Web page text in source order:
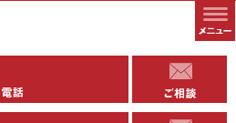
ングや駐車場への土地活用なら当社へ。
ーキング・駐車場）なら東洋カーマックス
06-6363-
03-5543-